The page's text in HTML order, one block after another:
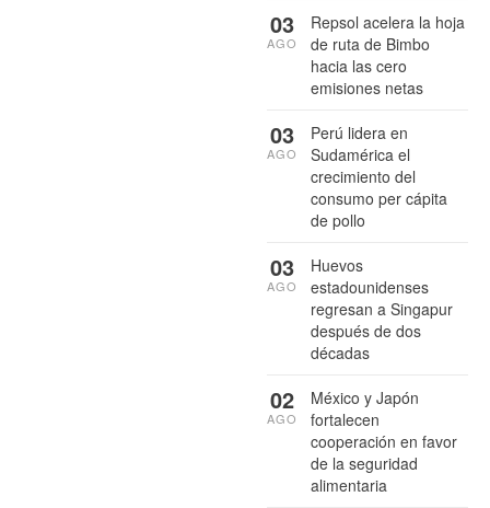
Repsol acelera la hoja
de ruta de Bimbo
hacia las cero
emisiones netas
03
AGO
Perú lidera en
Sudamérica el
crecimiento del
consumo per cápita
de pollo
03
AGO
Huevos
estadounidenses
regresan a Singapur
después de dos
décadas
03
AGO
México y Japón
fortalecen
cooperación en favor
de la seguridad
alimentaria
02
AGO